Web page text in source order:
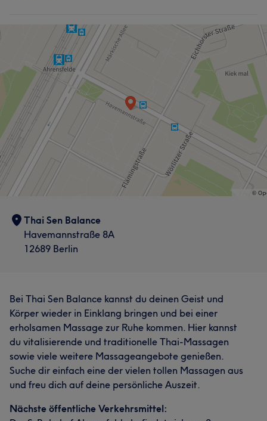
Thai Sen Balance
Havemannstraße 8A
12689 Berlin
Bei Thai Sen Balance kannst du deinen Geist und
Körper wieder in Einklang bringen und bei einer
erholsamen Massage zur Ruhe kommen. Hier kannst
du vitalisierende und traditionelle Thai-Massagen
sowie viele weitere Massageangebote genießen.
Suche dir einfach eine der vielen tollen Massagen aus
und freu dich auf deine persönliche Auszeit.
Nächste öffentliche Verkehrsmittel: